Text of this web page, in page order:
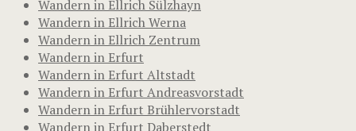
Wandern in Ellrich Sülzhayn
Wandern in Ellrich Werna
Wandern in Ellrich Zentrum
Wandern in Erfurt
Wandern in Erfurt Altstadt
Wandern in Erfurt Andreasvorstadt
Wandern in Erfurt Brühlervorstadt
Wandern in Erfurt Daberstedt